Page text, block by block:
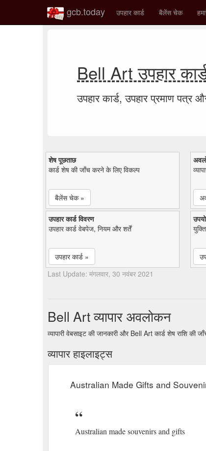
gcb.today उपहार कार्ड बैलेंस चेक
Bell Art उपहार
उपहार कार्ड, उपहार प्रमाण पत्र
शेष पूछताछ
कार्ड शेष की जाँच करने के लिए विकल्प
बैलेंस चेक »
उपहार कार्ड विवरण
उपहार कार्ड वेबपेज, नियम और शर्तें
उपहार कार्ड »
Last Update: मंगलवार, 30 नवंबर 2021
Bell Art व्यापार अवलोकन
व्यापारी वेबसाइट की जानकारी और Bell Art कार्ड शेष राशि की
व्यापार हाइलाइट्स
Australian Made Gifts and
Australian made souvenirs and gifts